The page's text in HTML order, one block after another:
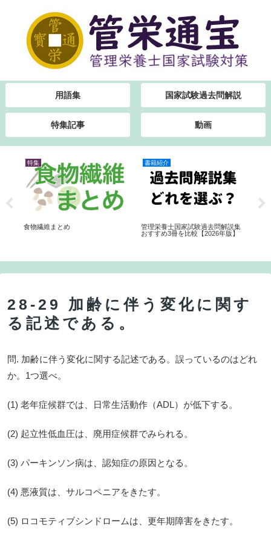
用語集 国家試験過去問解説
特集記事 動画
特集
食物繊維まとめ
書籍紹介
管理栄養士国家試験過去問解説集
おすすめ3冊を比較【2026年版】
28-29 加齢に伴う変化に関す
る記述である。
問. 加齢に伴う変化に関する記述である。誤っているのはどれ
か。1つ選べ。
(1) 老年症候群では、日常生活動作（ADL）が低下する。
(2) 起立性低血圧は、廃用症候群でみられる。
(3) パーキンソン病は、認知症の原因となる。
(4) 悪液質は、サルコペニアをきたす。
(5) ロコモティブシンドロームは、更年期障害をきたす。